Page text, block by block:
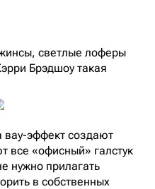
светлые лоферы
Брэдшоу такая
вау-эффект создают
все «офисный» галстук
нужно прилагать
в собственных